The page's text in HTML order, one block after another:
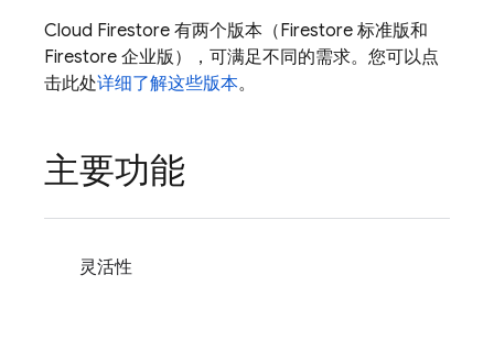
Cloud Firestore 有两个版本（Firestore 标准版和
Firestore 企业版），可满足不同的需求。您可以点
击此处详细了解这些版本。
主要功能
灵活性